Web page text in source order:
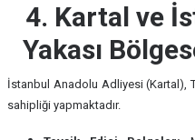
4. Kartal ve
Yakası
İstanbul Anadolu Adliyesi (Kartal),
sahipliği yapmaktadır.